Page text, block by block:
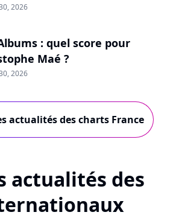
2026
: quel score pour
Maé ?
2026
actualités des charts France
actualités des